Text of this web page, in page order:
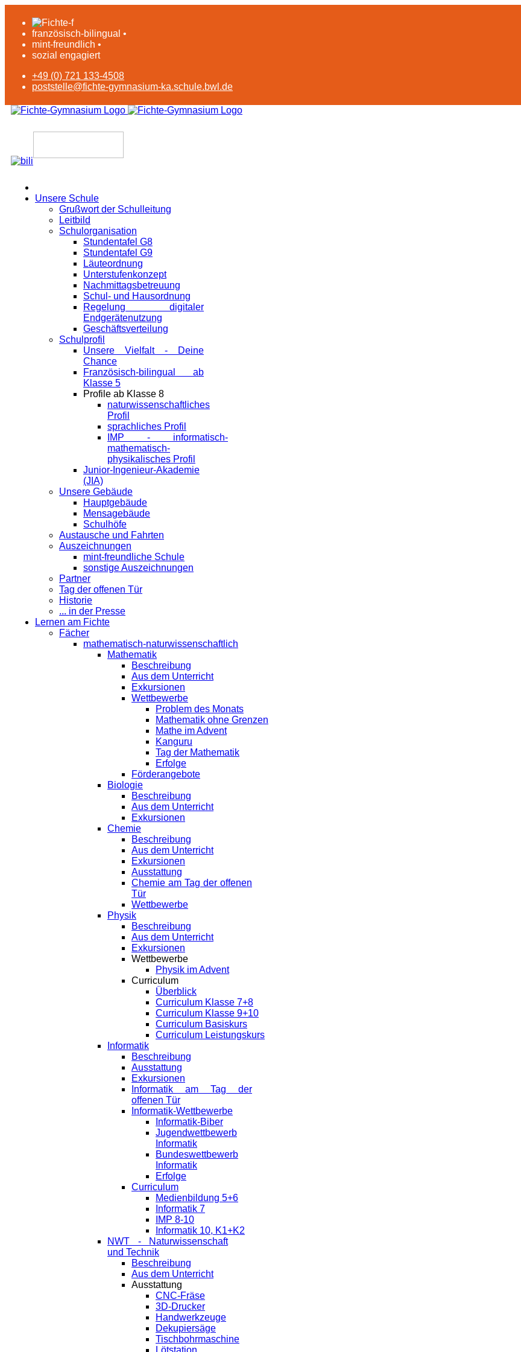
französisch-bilingual •
mint-freundlich •
sozial engagiert
+49 (0) 721 133-4508
poststelle@fichte-gymnasium-ka.schule.bwl.de
Unsere Schule
Grußwort der Schulleitung
Leitbild
Schulorganisation
Stundentafel G8
Stundentafel G9
Läuteordnung
Unterstufenkonzept
Nachmittagsbetreuung
Schul- und Hausordnung
Regelung digitaler
Endgeräte­nutzung
Geschäftsverteilung
Schulprofil
Unsere Vielfalt - Deine
Chance
Französisch-bilingual ab
Klasse 5
Profile ab Klasse 8
naturwissenschaftliches
Profil
sprachliches Profil
IMP - informatisch-
mathematisch-
physikalisches Profil
Junior-Ingenieur-Akademie
(JIA)
Unsere Gebäude
Hauptgebäude
Mensagebäude
Schulhöfe
Austausche und Fahrten
Auszeichnungen
mint-freundliche Schule
sonstige Auszeichnungen
Partner
Tag der offenen Tür
Historie
... in der Presse
Lernen am Fichte
Fächer
mathematisch-naturwissenschaftlich
Mathematik
Beschreibung
Aus dem Unterricht
Exkursionen
Wettbewerbe
Problem des Monats
Mathematik ohne Grenzen
Mathe im Advent
Kanguru
Tag der Mathematik
Erfolge
Förderangebote
Biologie
Beschreibung
Aus dem Unterricht
Exkursionen
Chemie
Beschreibung
Aus dem Unterricht
Exkursionen
Ausstattung
Chemie am Tag der offenen
Tür
Wettbewerbe
Physik
Beschreibung
Aus dem Unterricht
Exkursionen
Wettbewerbe
Physik im Advent
Curriculum
Überblick
Curriculum Klasse 7+8
Curriculum Klasse 9+10
Curriculum Basiskurs
Curriculum Leistungskurs
Informatik
Beschreibung
Ausstattung
Exkursionen
Informatik am Tag der
offenen Tür
Informatik-Wettbewerbe
Informatik-Biber
Jugendwettbewerb
Informatik
Bundeswettbewerb
Informatik
Erfolge
Curriculum
Medienbildung 5+6
Informatik 7
IMP 8-10
Informatik 10, K1+K2
NWT - Naturwissenschaft
und Technik
Beschreibung
Aus dem Unterricht
Ausstattung
CNC-Fräse
3D-Drucker
Handwerkzeuge
Dekupiersäge
Tischbohrmaschine
Lötstation